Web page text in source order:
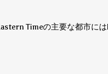
Timeの主要な都市に